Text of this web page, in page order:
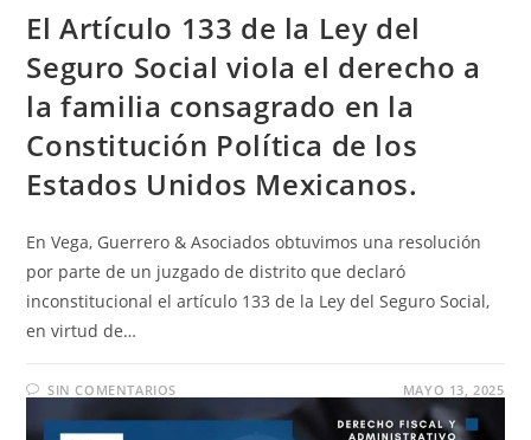
El Artículo 133 de la Ley del
Seguro Social viola el derecho a
la familia consagrado en la
Constitución Política de los
Estados Unidos Mexicanos.
En Vega, Guerrero & Asociados obtuvimos una resolución
por parte de un juzgado de distrito que declaró
inconstitucional el artículo 133 de la Ley del Seguro Social,
en virtud de…
SIN COMENTARIOS MAYO 13, 2025